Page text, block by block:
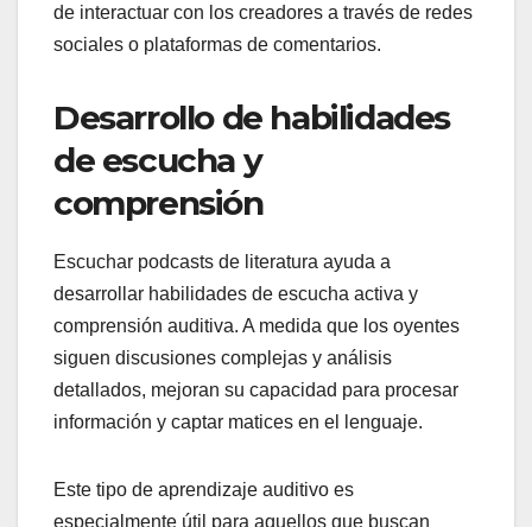
de interactuar con los creadores a través de redes
sociales o plataformas de comentarios.
Desarrollo de habilidades
de escucha y
comprensión
Escuchar podcasts de literatura ayuda a
desarrollar habilidades de escucha activa y
comprensión auditiva. A medida que los oyentes
siguen discusiones complejas y análisis
detallados, mejoran su capacidad para procesar
información y captar matices en el lenguaje.
Este tipo de aprendizaje auditivo es
especialmente útil para aquellos que buscan